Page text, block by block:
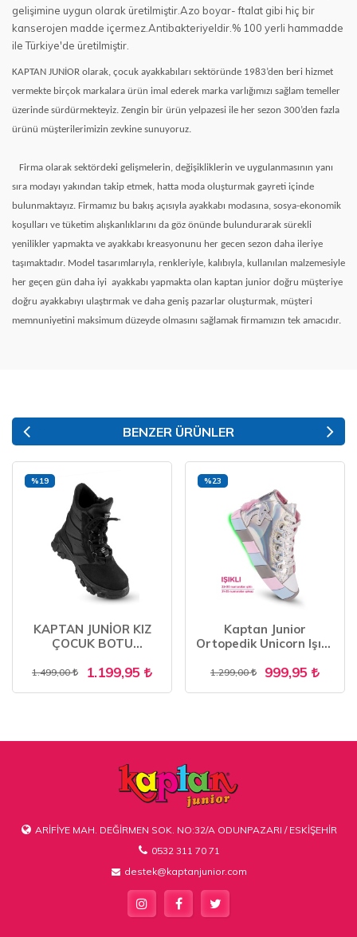
gelişimine uygun olarak üretilmiştir.Azo boyar- ftalat gibi hiç bir
kanserojen madde içermez.Antibakteriyeldir.% 100 yerli hammadde
ile Türkiye'de üretilmiştir.
KAPTAN JUNİOR olarak, çocuk ayakkabıları sektöründe 1983’den beri hizmet
vermekte birçok markalara ürün imal ederek marka varlığımızı sağlam temeller
üzerinde sürdürmekteyiz. Zengin bir ürün yelpazesi ile her sezon 300’den fazla
ürünü müşterilerimizin zevkine sunuyoruz.
Firma olarak sektördeki gelişmelerin, değişikliklerin ve uygulanmasının yanı
sıra modayı yakından takip etmek, hatta moda oluşturmak gayreti içinde
bulunmaktayız. Firmamız bu bakış açısıyla ayakkabı modasına, sosya-ekonomik
koşulları ve tüketim alışkanlıklarını da göz önünde bulundurarak sürekli
yenilikler yapmakta ve ayakkabı kreasyonunu her gecen sezon daha ileriye
taşımaktadır. Model tasarımlarıyla, renkleriyle, kalıbıyla, kullanılan malzemesiyle
her geçen gün daha iyi ayakkabı yapmakta olan kaptan junior doğru müşteriye
doğru ayakkabıyı ulaştırmak ve daha geniş pazarlar oluşturmak, müşteri
memnuniyetini maksimum düzeyde olmasını sağlamak firmamızın tek amacıdır.
BENZER ÜRÜNLER
KAPTAN JUNİOR KIZ
ÇOCUK BOTU
FENK 201
1.499,00 1.199,95
%19
Kaptan Junior
Ortopedik Unicorn Işıklı
500
1.299,00 999,95
%23
ARİFİYE MAH. DEĞİRMEN SOK. NO:32/A ODUNPAZARI / ESKİŞEHİR
0532 311 70 71
destek@kaptanjunior.com